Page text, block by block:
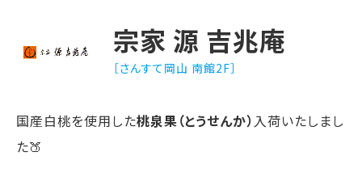
宗家 源 吉兆庵
［さんすて岡山 南館2F］
国産白桃を使用した桃泉果（とうせんか） 入荷いたしまし
た🍑